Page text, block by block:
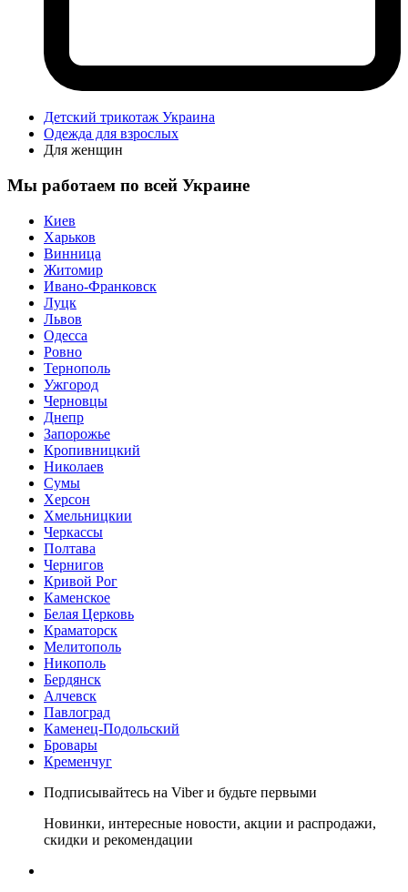
Детский трикотаж Украина
Одежда для взрослых
Для женщин
Мы работаем по всей Украине
Киев
Харьков
Винница
Житомир
Ивано-Франковск
Луцк
Львов
Одесса
Ровно
Тернополь
Ужгород
Черновцы
Днепр
Запорожье
Кропивницкий
Николаев
Сумы
Херсон
Хмельницкии
Черкассы
Полтава
Чернигов
Кривой Рог
Каменское
Белая Церковь
Краматорск
Мелитополь
Никополь
Бердянск
Алчевск
Павлоград
Каменец-Подольский
Бровары
Кременчуг
Подписывайтесь на Viber и будьте первыми
Новинки, интересные новости, акции и распродажи,
скидки и рекомендации